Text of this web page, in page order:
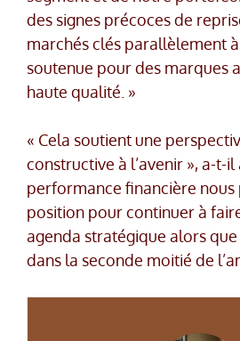
des signes précoces de
marchés clés parallèlement
soutenue pour des marques
haute qualité. »
« Cela soutient une
constructive à l’avenir », a-t-
performance financière nous
position pour continuer à
agenda stratégique alors
dans la seconde moitié de